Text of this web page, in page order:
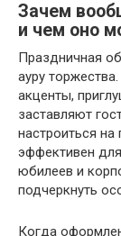
Зачем
и чем оно
Праздничная
ауру
акценты,
заставляют
настроиться
эффективен
юбилеев и
подчеркнуть
Когда